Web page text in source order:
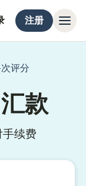
注册
次评分
款
手续费